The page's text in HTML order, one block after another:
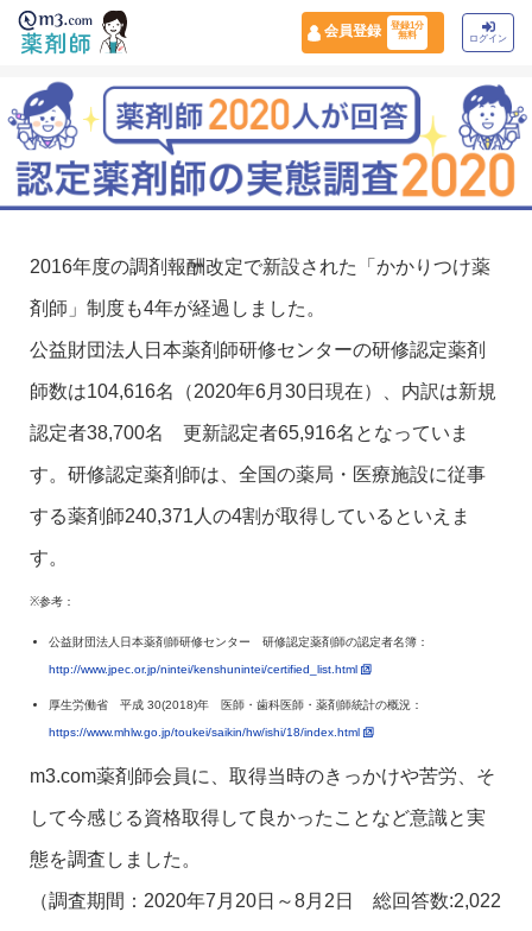
会員登録
登録1分
無料
ログイン
2016年度の調剤報酬改定で新設された「かかりつけ薬
剤師」制度も4年が経過しました。
公益財団法人日本薬剤師研修センターの研修認定薬剤
師数は104,616名（2020年6月30日現在）、内訳は新規
認定者38,700名 更新認定者65,916名となっていま
す。研修認定薬剤師は、全国の薬局・医療施設に従事
する薬剤師240,371人の4割が取得しているといえま
す。
※参考：
公益財団法人日本薬剤師研修センター 研修認定薬剤師の認定者名簿：
http://www.jpec.or.jp/nintei/kenshunintei/certified_list.html
厚生労働省 平成 30(2018)年 医師・歯科医師・薬剤師統計の概況：
https://www.mhlw.go.jp/toukei/saikin/hw/ishi/18/index.html
m3.com薬剤師会員に、取得当時のきっかけや苦労、そ
して今感じる資格取得して良かったことなど意識と実
態を調査しました。
（調査期間：2020年7月20日～8月2日 総回答数:2,022